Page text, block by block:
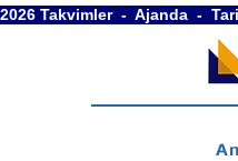
2026 Takvimler  -  Ajanda  -